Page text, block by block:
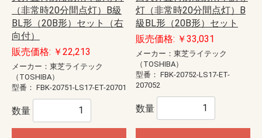
（非常時20分間点灯）B級
BL形（20B形）セット（右
向付）
販売価格: ￥22,213
メーカー：東芝ライテック
（TOSHIBA）
型番： FBK-20751-LS17-ET-20701
数量
灯（非常時20分間点灯）B
級BL形（20B形）セット
販売価格: ￥33,031
メーカー：東芝ライテック
（TOSHIBA）
型番： FBK-20752-LS17-ET-
207052
数量